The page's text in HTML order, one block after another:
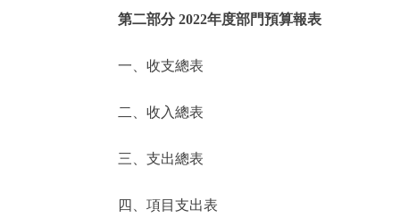
政民互動
12345網上接訴即辦
參與調查
走進北京
北京概況
第二部分 2022年度部門預算報表
一、收支總表
二、收入總表
三、支出總表
四、項目支出表